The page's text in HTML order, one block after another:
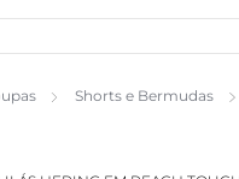
Shorts e Bermudas